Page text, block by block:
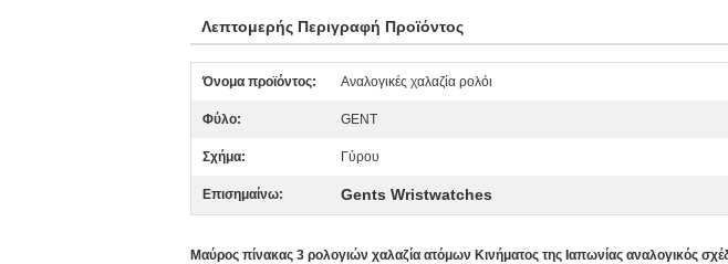
Λεπτομερής Περιγραφή Προϊόντος
Όνομα προϊόντος: Αναλογικές χαλαζία ρολόι
Φύλο: GENT
Σχήμα: Γύρου
Επισημαίνω: Gents Wristwatches
Μαύρος πίνακας 3 ρολογιών χαλαζία ατόμων Κινήματος της Ιαπωνίας αναλογικός